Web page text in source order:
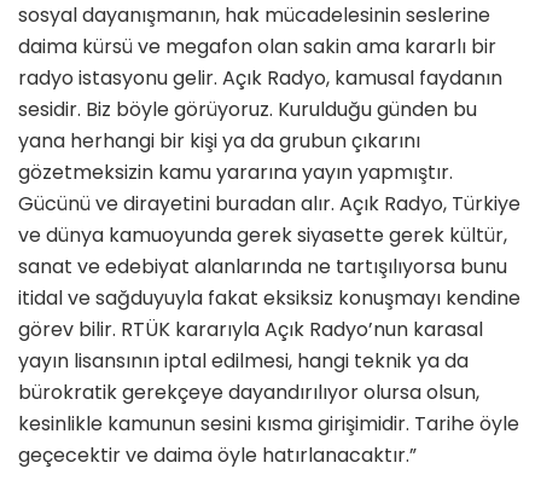
sosyal dayanışmanın, hak mücadelesinin seslerine
daima kürsü ve megafon olan sakin ama kararlı bir
radyo istasyonu gelir. Açık Radyo, kamusal faydanın
sesidir. Biz böyle görüyoruz. Kurulduğu günden bu
yana herhangi bir kişi ya da grubun çıkarını
gözetmeksizin kamu yararına yayın yapmıştır.
Gücünü ve dirayetini buradan alır. Açık Radyo, Türkiye
ve dünya kamuoyunda gerek siyasette gerek kültür,
sanat ve edebiyat alanlarında ne tartışılıyorsa bunu
itidal ve sağduyuyla fakat eksiksiz konuşmayı kendine
görev bilir. RTÜK kararıyla Açık Radyo’nun karasal
yayın lisansının iptal edilmesi, hangi teknik ya da
bürokratik gerekçeye dayandırılıyor olursa olsun,
kesinlikle kamunun sesini kısma girişimidir. Tarihe öyle
geçecektir ve daima öyle hatırlanacaktır.”